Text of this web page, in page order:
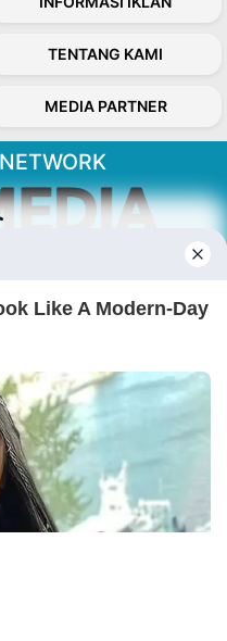
TENTANG KAMI
MEDIA PARTNER